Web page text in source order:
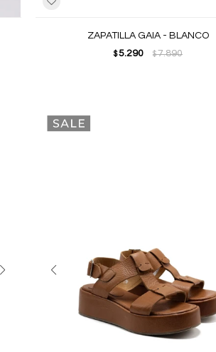
ZAPATILLA GAIA - BLANCO
$ 5.290 $7.890